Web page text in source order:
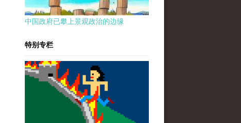
中国政府已攀上景观政治的边缘
特别专栏